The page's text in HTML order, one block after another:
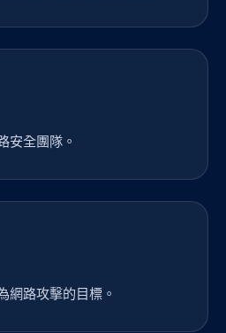
安全團隊。
網路攻擊的目標。